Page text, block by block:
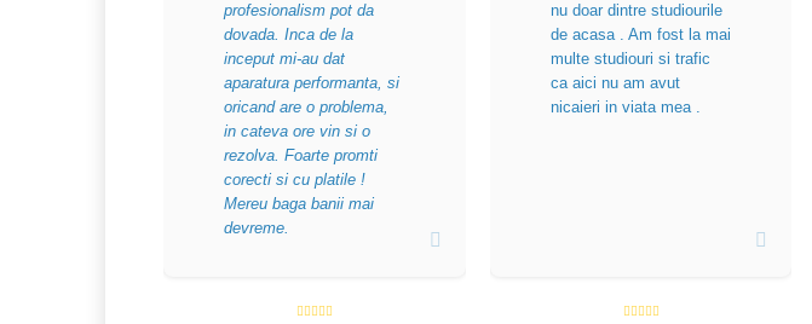
profesionalism pot da
dovada. Inca de la
inceput mi-au dat
aparatura performanta, si
oricand are o problema,
in cateva ore vin si o
rezolva. Foarte promti
corecti si cu platile !
Mereu baga banii mai
devreme.
nu doar dintre studiourile
de acasa . Am fost la mai
multe studiouri si trafic
ca aici nu am avut
nicaieri in viata mea .